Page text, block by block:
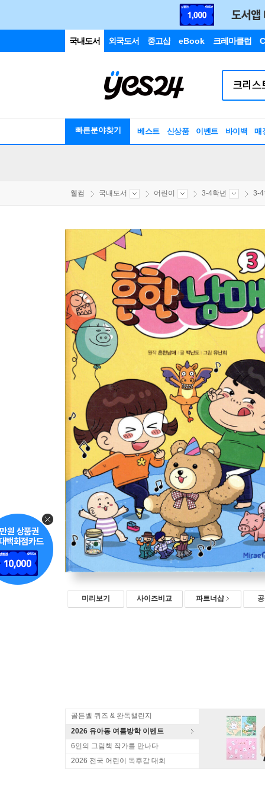
국내도서 외국도서 중고샵 eBook 크레마클럽
빠른분야찾기 베스트 신상품 이벤트 바이백 매
웰컴 국내도서 어린이 3-4학년 3-4
미리보기 사이즈비교 파트너샵
골든벨 퀴즈 & 완독챌린지
2026 유아동 여름방학 이벤트
6인의 그림책 작가를 만나다
2026 전국 어린이 독후감 대회